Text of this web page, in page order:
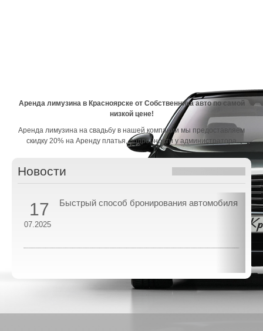
Аренда лимузина в Красноярске от Собственника авто по самой
низкой цене!
Аренда лимузина на свадьбу в нашей компании мы предоставляем
скидку 20% на Аренду платья, подробности у администратора
Новости
17
07.2025
Быстрый способ бронирования автомобиля